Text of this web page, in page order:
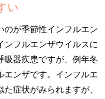
い
のが季節性インフルエン
ンフルエンザウイルスに
吸器疾患ですが、例年冬
エンザです。インフルエ
症状がみられますが、